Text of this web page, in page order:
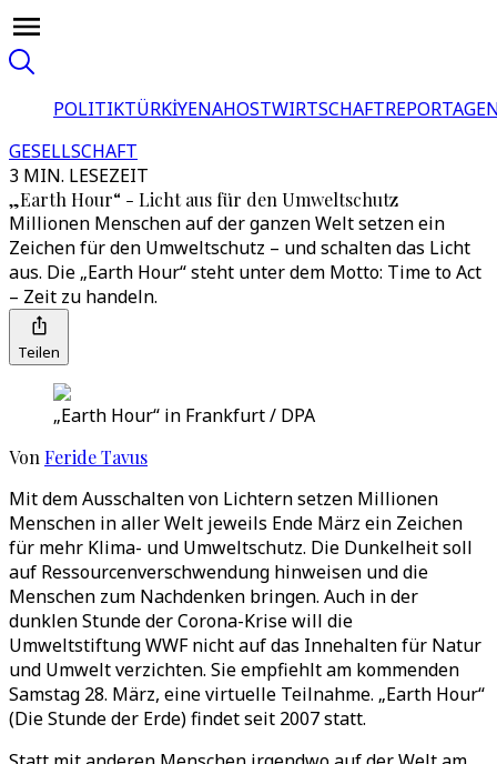
POLITIKTÜRKİYENAHOSTWIRTSCHAFT
GESELLSCHAFT
3 MIN. LESEZEIT
„Earth Hour“ - Licht aus für den Umweltschutz
Millionen Menschen auf der ganzen Welt setzen ein
Zeichen für den Umweltschutz – und schalten das Licht
aus. Die „Earth Hour“ steht unter dem Motto: Time to Act
– Zeit zu handeln.
Teilen
„Earth Hour“ in Frankfurt / DPA
Von Feride Tavus
Mit dem Ausschalten von Lichtern setzen Millionen
Menschen in aller Welt jeweils Ende März ein Zeichen
für mehr Klima- und Umweltschutz. Die Dunkelheit soll
auf Ressourcenverschwendung hinweisen und die
Menschen zum Nachdenken bringen. Auch in der
dunklen Stunde der Corona-Krise will die
Umweltstiftung WWF nicht auf das Innehalten für Natur
und Umwelt verzichten. Sie empfiehlt am kommenden
Samstag 28. März, eine virtuelle Teilnahme. „Earth Hour“
(Die Stunde der Erde) findet seit 2007 statt.